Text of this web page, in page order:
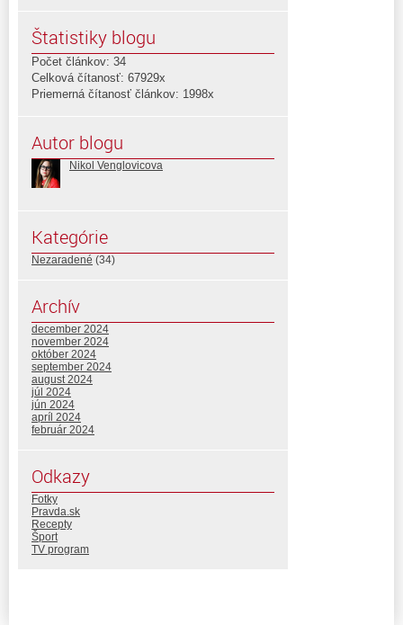
Štatistiky blogu
Počet článkov: 34
Celková čítanosť: 67929x
Priemerná čítanosť článkov: 1998x
Autor blogu
Nikol Venglovicova
Kategórie
Nezaradené (34)
Archív
december 2024
november 2024
október 2024
september 2024
august 2024
júl 2024
jún 2024
apríl 2024
február 2024
Odkazy
Fotky
Pravda.sk
Recepty
Šport
TV program